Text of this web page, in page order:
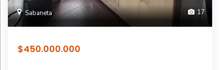
Sabaneta 17
$450.000.000